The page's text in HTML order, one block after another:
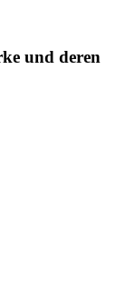
und deren